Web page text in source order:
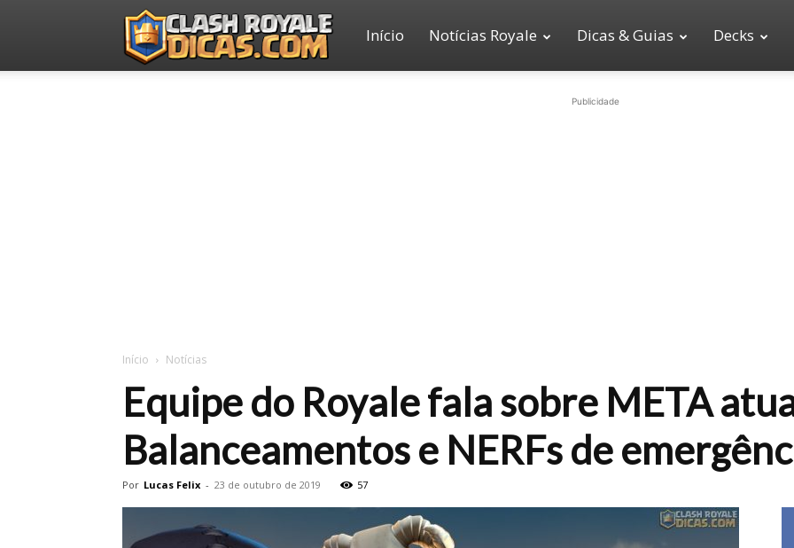
Clash
Início Notícias Royale Dicas & Guias Decks
Publicidade
Início Notícias
Equipe do Royale fala sobre META
Balanceamentos e NERFs de
Por Lucas Felix - 23 de outubro de 2019 57